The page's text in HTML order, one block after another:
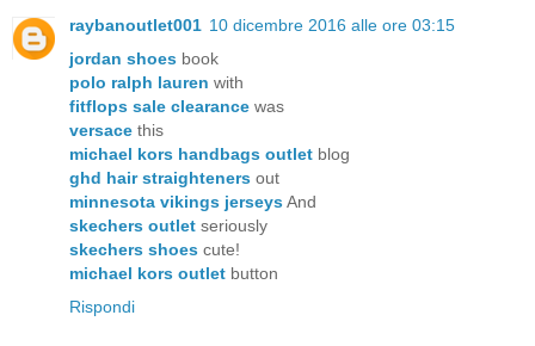
raybanoutlet001 10 dicembre 2016 alle ore 03:15
jordan shoes book
polo ralph lauren with
fitflops sale clearance was
versace this
michael kors handbags outlet blog
ghd hair straighteners out
minnesota vikings jerseysAnd
skechers outlet seriously
skechers shoes cute!
michael kors outlet button
Rispondi